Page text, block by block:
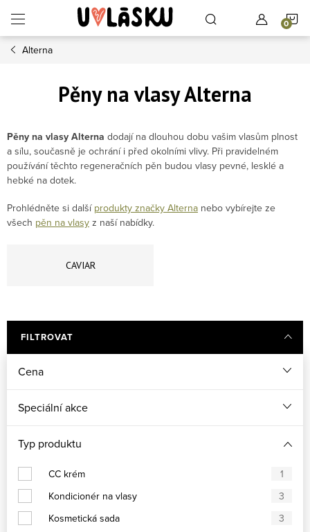
Alterna
Pěny na vlasy Alterna
Pěny na vlasy Alterna dodají na dlouhou dobu vašim vlasům plnost
a sílu, současně je ochrání i před okolními vlivy. Při pravidelném
používání těchto regeneračních pěn budou vlasy pevné, lesklé a
hebké na dotek.
Prohlédněte si další produkty značky Alterna nebo vybírejte ze
všech pěn na vlasy z naší nabídky.
CAVIAR
FILTROVAT
Cena
Speciální akce
Typ produktu
CC krém
1
Kondicionér na vlasy
3
Kosmetická sada
3